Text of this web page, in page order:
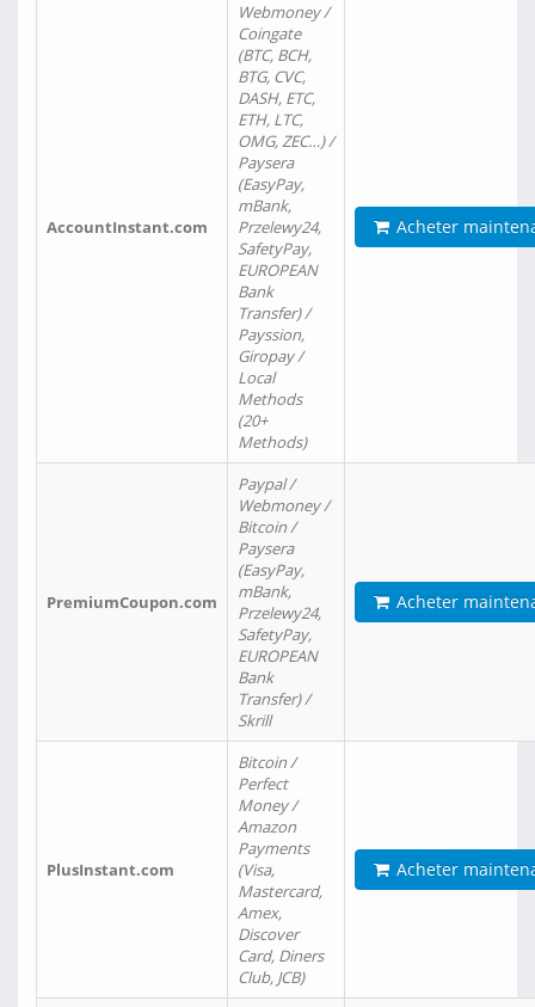
AccountInstant.com
Webmoney /
Coingate
(BTC, BCH,
BTG, CVC,
DASH, ETC,
ETH, LTC,
OMG, ZEC…) /
Paysera
(EasyPay,
mBank,
Przelewy24,
SafetyPay,
EUROPEAN
Bank
Transfer) /
Payssion,
Giropay /
Local
Methods
(20+
Methods)
Acheter
PremiumCoupon.com
Paypal /
Webmoney /
Bitcoin /
Paysera
(EasyPay,
mBank,
Przelewy24,
SafetyPay,
EUROPEAN
Bank
Transfer) /
Skrill
Acheter
PlusInstant.com
Bitcoin /
Perfect
Money /
Amazon
Payments
(Visa,
Mastercard,
Amex,
Discover
Card, Diners
Club, JCB)
Acheter